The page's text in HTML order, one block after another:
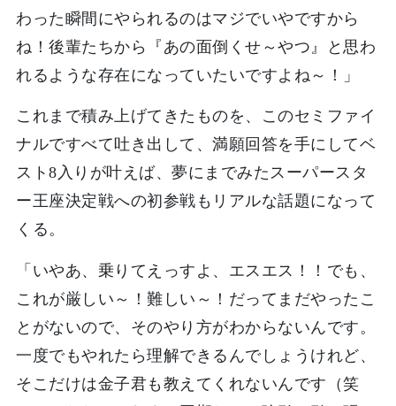
わった瞬間にやられるのはマジでいやですから
ね！後輩たちから『あの面倒くせ～やつ』と思わ
れるような存在になっていたいですよね～！」
これまで積み上げてきたものを、このセミファイ
ナルですべて吐き出して、満願回答を手にしてベ
スト8入りが叶えば、夢にまでみたスーパースタ
ー王座決定戦への初参戦もリアルな話題になって
くる。
「いやあ、乗りてえっすよ、エスエス！！でも、
これが厳しい～！難しい～！だってまだやったこ
とがないので、そのやり方がわからないんです。
一度でもやれたら理解できるんでしょうけれど、
そこだけは金子君も教えてくれないんです（笑